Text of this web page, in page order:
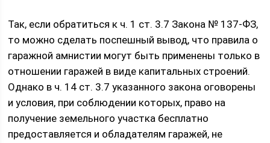
Так, если обратиться к ч. 1 ст. 3.7 Закона № 137-ФЗ,
то можно сделать поспешный вывод, что правила о
гаражной амнистии могут быть применены только в
отношении гаражей в виде капитальных строений.
Однако в ч. 14 ст. 3.7 указанного закона оговорены
и условия, при соблюдении которых, право на
получение земельного участка бесплатно
предоставляется и обладателям гаражей, не